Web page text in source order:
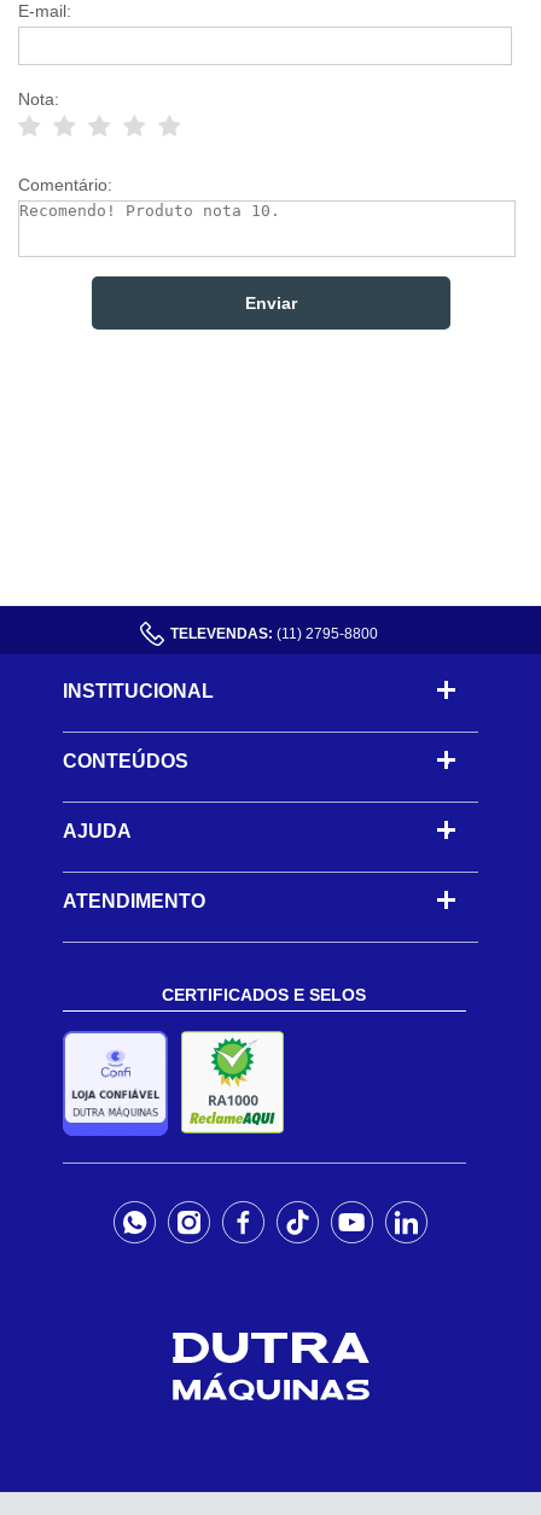
E-mail:
Nota:
Comentário:
TELEVENDAS: (11) 2795-8800
INSTITUCIONAL
CONTEÚDOS -
AJUDA -
ATENDIMENTO
CERTIFICADOS E SELOS